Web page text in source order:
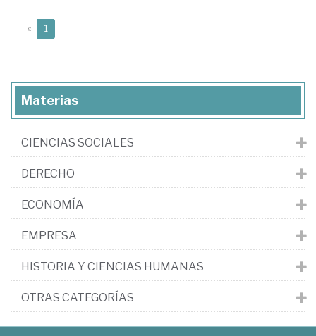
« 1
Materias
CIENCIAS SOCIALES
DERECHO
ECONOMÍA
EMPRESA
HISTORIA Y CIENCIAS HUMANAS
OTRAS CATEGORÍAS